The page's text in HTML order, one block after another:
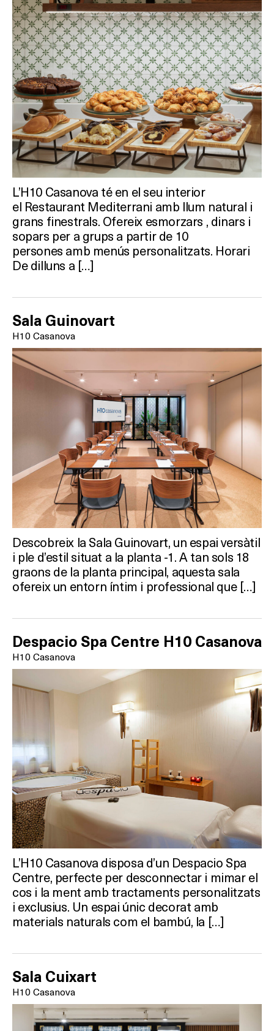
Què vols fer?
HOTELS
TERRASSES
BARS
SPAS
RESTAURANTS
SALES
On?
L’H10 Casanova té en el seu interior
el Restaurant Mediterrani amb llum natural i
grans finestrals. Ofereix esmorzars , dinars i
sopars per a grups a partir de 10
persones amb menús personalitzats. Horari
De dilluns a […]
Sala Guinovart
H10 Casanova
Descobreix la Sala Guinovart, un espai versàtil
i ple d’estil situat a la planta -1. A tan sols 18
graons de la planta principal, aquesta sala
ofereix un entorn íntim i professional que […]
Despacio Spa Centre H10 Casanova
H10 Casanova
L’H10 Casanova disposa d’un Despacio Spa
Centre, perfecte per desconnectar i mimar el
cos i la ment amb tractaments personalitzats
i exclusius. Un espai únic decorat amb
materials naturals com el bambú, la […]
Sala Cuixart
H10 Casanova